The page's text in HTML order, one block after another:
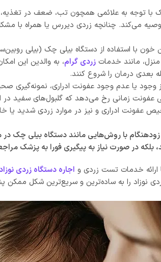
با توجه به علائمی همچون تب، ضعف در
می‌کند. چنانچه زردی دیررس یا همراه با
خون با استفاده از دستگاه بیلی چک (بیلی
مانند خدمات زردی گرام، به والدین این
بعدی درمان را شروع کنند.
وجود یا عدم وجود عفونت ادراری، نمونه‌گیری
زمانی رخ می‌دهد که گلبول‌های سفید در
عفونت ادراری و نیز در موارد زردی شدید یا
با روش‌هایی مانند دستگاه بیلی چک در
بلکه در صورت نیاز به پیگیری فورا به پزشک
ارائه خدمات تست زردی و اجاره دستگاه زردی
نوزاد را به ساده‌ترین و سریع‌ترین شکل ممکن